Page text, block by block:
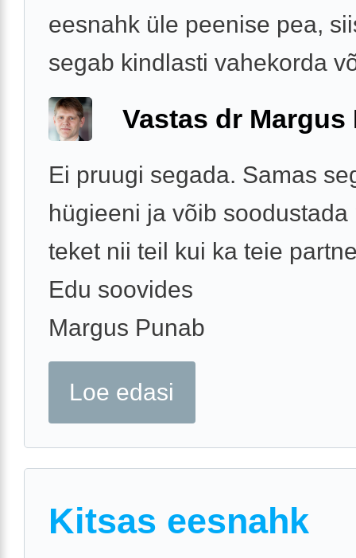
eesnahk üle peenise pea,
segab kindlasti vahekorda
Vastas dr Margus
Ei pruugi segada. Samas
hügieeni ja võib soodustada
teket nii teil kui ka teie
Edu soovides
Margus Punab
Loe edasi
Kitsas eesnahk